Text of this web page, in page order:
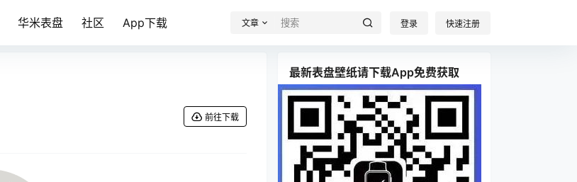
华米表盘 社区 App下载 文章 登录 快速注册
前往下载
最新表盘壁纸请下载App免费获取